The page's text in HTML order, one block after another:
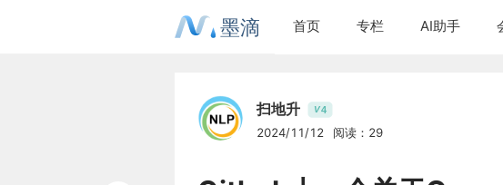
墨滴 首页 专栏 AI助手
扫地升 V4
2024/11/12 阅读：29